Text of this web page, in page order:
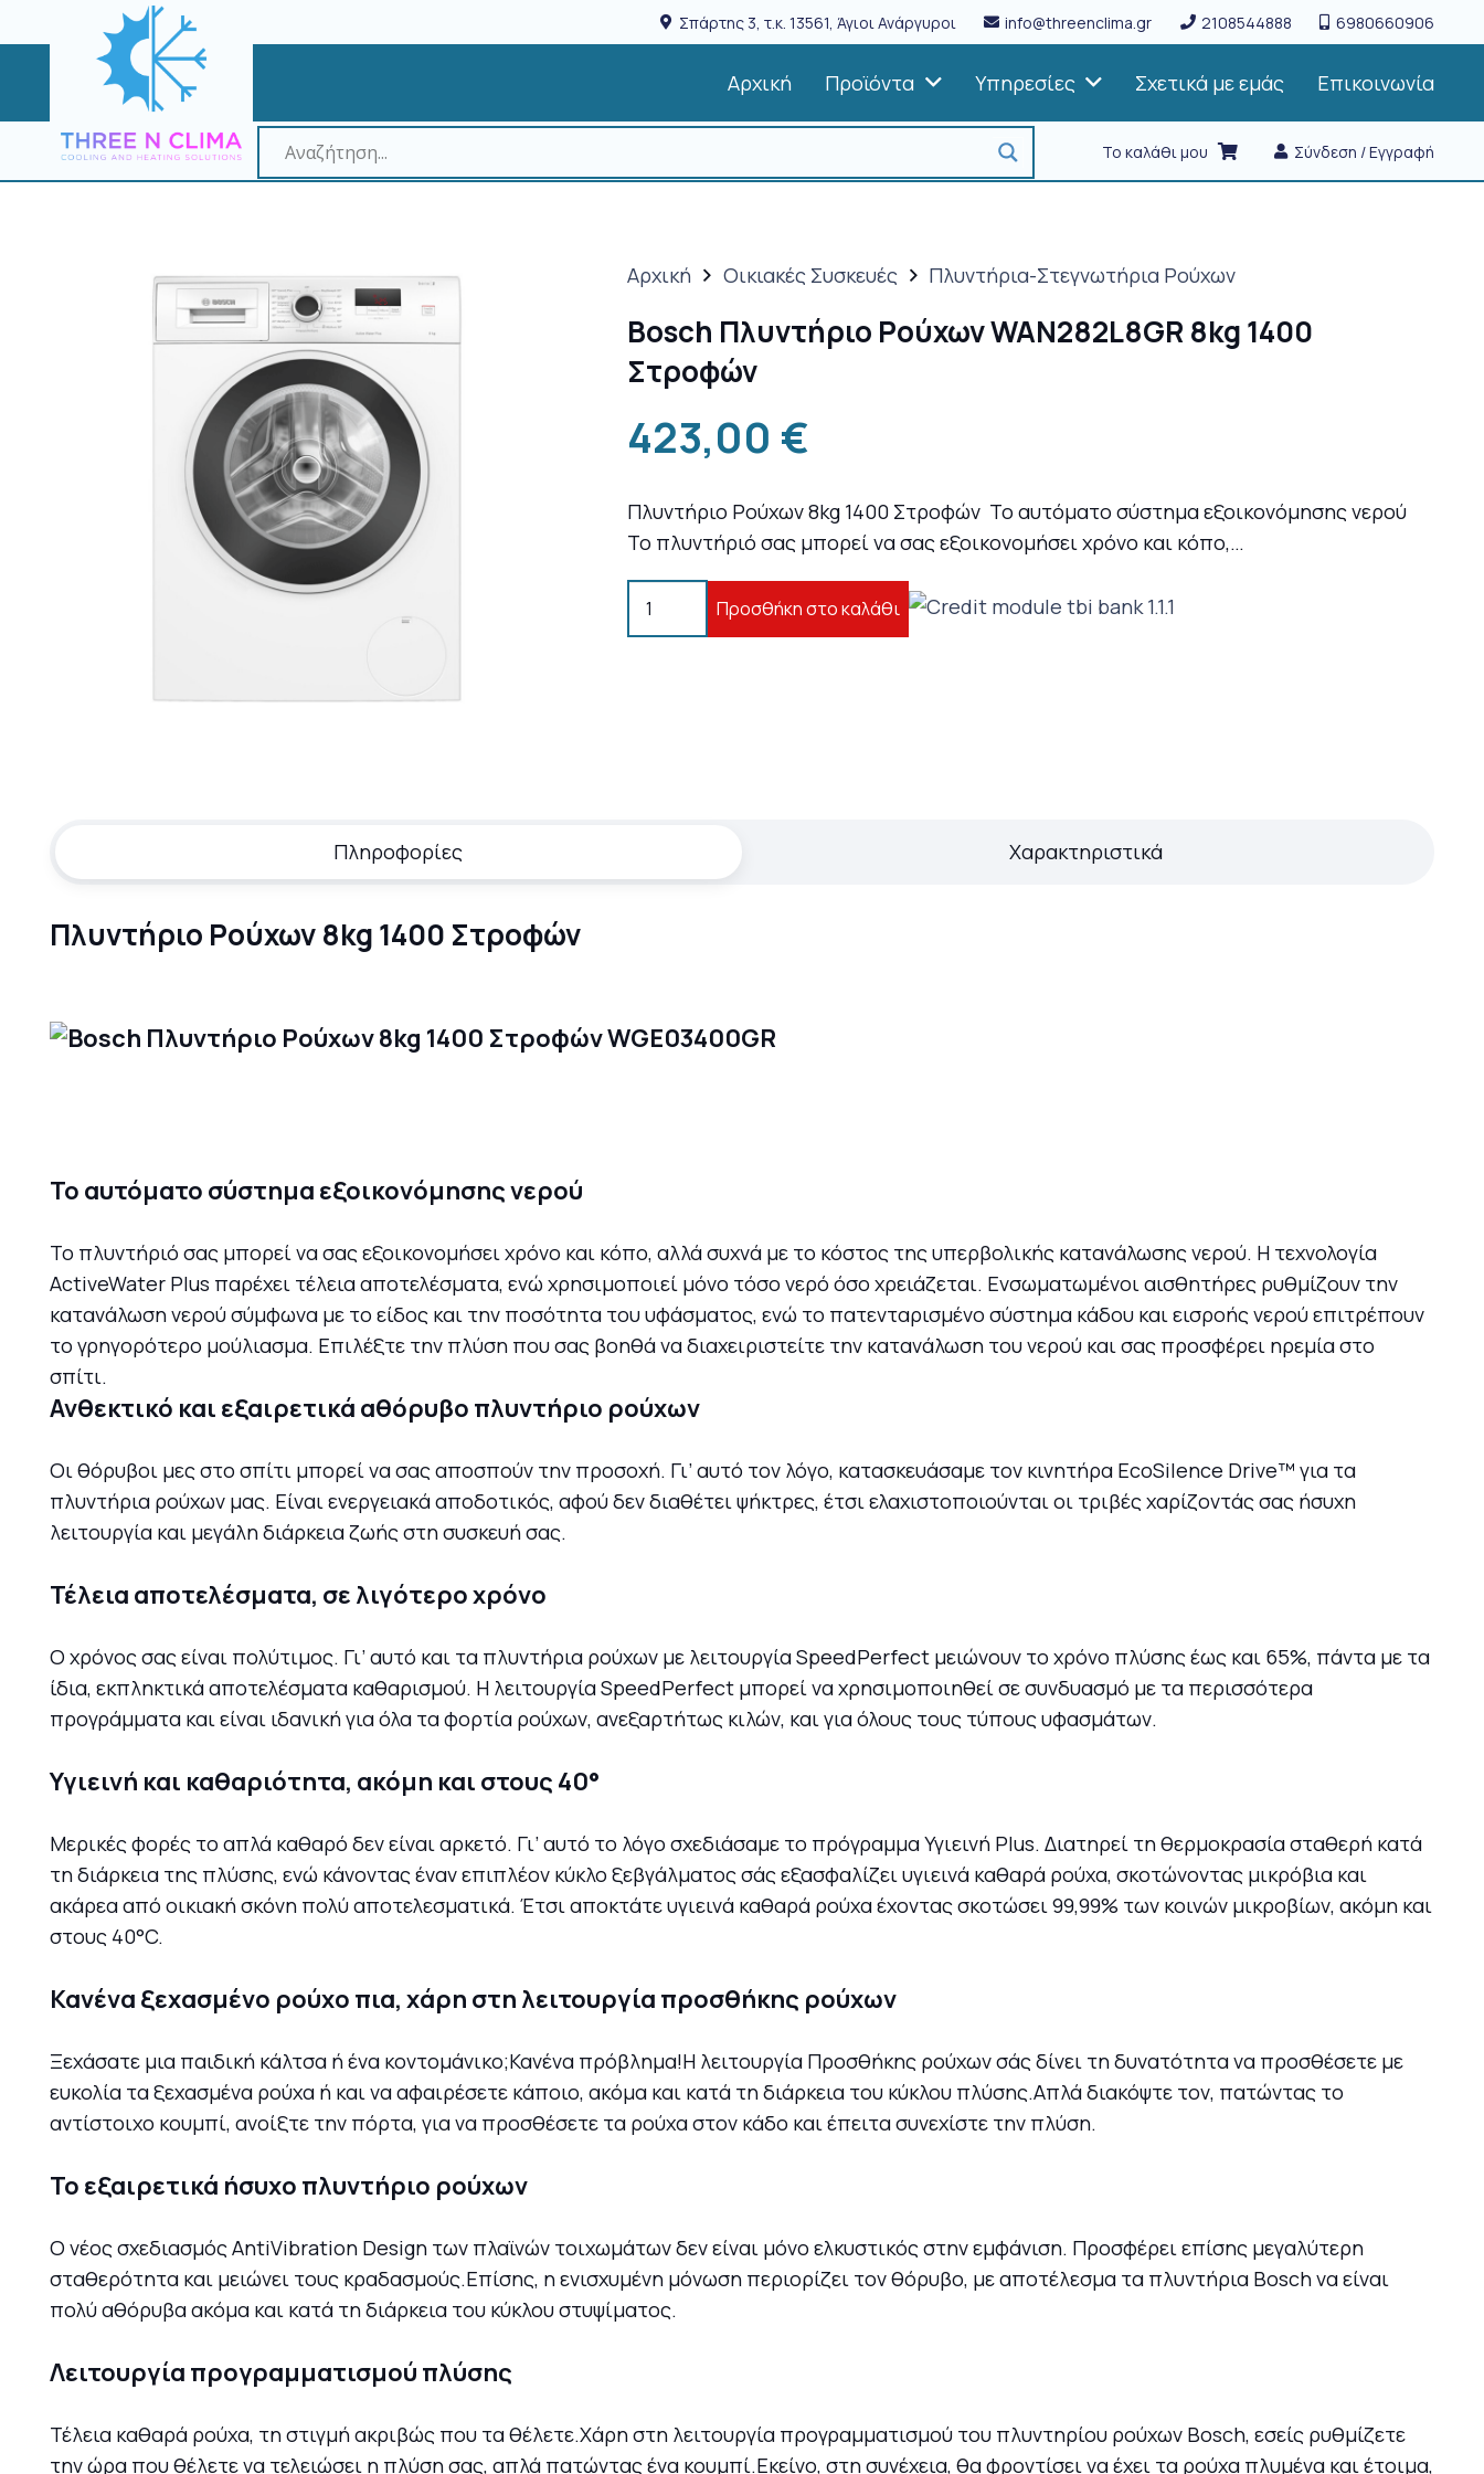
Σπάρτης 3, τ.κ. 13561, Άγιοι Ανάργυροι info@threenclima.gr 2108544888 6980660906
Αρχική Προϊόντα Υπηρεσίες Σχετικά με εμάς Επικοινωνία
Το καλάθι μου Σύνδεση / Εγγραφή
Αρχική Οικιακές Συσκευές Πλυντήρια-Στεγνωτήρια Ρούχων
Bosch Πλυντήριο Ρούχων WAN282L8GR 8kg 1400
Στροφών
423,00 €
Πλυντήριο Ρούχων 8kg 1400 Στροφών Το αυτόματο σύστημα εξοικονόμησης νερού
Το πλυντήριό σας μπορεί να σας εξοικονομήσει χρόνο και κόπο,…
Προσθήκη στο καλάθι
Πληροφορίες Χαρακτηριστικά
Πλυντήριο Ρούχων 8kg 1400 Στροφών
Το αυτόματο σύστημα εξοικονόμησης νερού
Το πλυντήριό σας μπορεί να σας εξοικονομήσει χρόνο και κόπο, αλλά συχνά με το κόστος της υπερβολικής κατανάλωσης νερού. Η τεχνολογία
ActiveWater Plus παρέχει τέλεια αποτελέσματα, ενώ χρησιμοποιεί μόνο τόσο νερό όσο χρειάζεται. Ενσωματωμένοι αισθητήρες ρυθμίζουν την
κατανάλωση νερού σύμφωνα με το είδος και την ποσότητα του υφάσματος, ενώ το πατενταρισμένο σύστημα κάδου και εισροής νερού επιτρέπουν
το γρηγορότερο μούλιασμα. Επιλέξτε την πλύση που σας βοηθά να διαχειριστείτε την κατανάλωση του νερού και σας προσφέρει ηρεμία στο
σπίτι.
Ανθεκτικό και εξαιρετικά αθόρυβο πλυντήριο ρούχων
Οι θόρυβοι μες στο σπίτι μπορεί να σας αποσπούν την προσοχή. Γι’ αυτό τον λόγο, κατασκευάσαμε τον κινητήρα EcoSilence Drive™ για τα
πλυντήρια ρούχων μας. Είναι ενεργειακά αποδοτικός, αφού δεν διαθέτει ψήκτρες, έτσι ελαχιστοποιούνται οι τριβές χαρίζοντάς σας ήσυχη
λειτουργία και μεγάλη διάρκεια ζωής στη συσκευή σας.
Τέλεια αποτελέσματα, σε λιγότερο χρόνο
Ο χρόνος σας είναι πολύτιμος. Γι’ αυτό και τα πλυντήρια ρούχων με λειτουργία SpeedPerfect μειώνουν το χρόνο πλύσης έως και 65%, πάντα με τα
ίδια, εκπληκτικά αποτελέσματα καθαρισμού. Η λειτουργία SpeedPerfect μπορεί να χρησιμοποιηθεί σε συνδυασμό με τα περισσότερα
προγράμματα και είναι ιδανική για όλα τα φορτία ρούχων, ανεξαρτήτως κιλών, και για όλους τους τύπους υφασμάτων.
Υγιεινή και καθαριότητα, ακόμη και στους 40°
Μερικές φορές το απλά καθαρό δεν είναι αρκετό. Γι’ αυτό το λόγο σχεδιάσαμε το πρόγραμμα Υγιεινή Plus. Διατηρεί τη θερμοκρασία σταθερή κατά
τη διάρκεια της πλύσης, ενώ κάνοντας έναν επιπλέον κύκλο ξεβγάλματος σάς εξασφαλίζει υγιεινά καθαρά ρούχα, σκοτώνοντας μικρόβια και
ακάρεα από οικιακή σκόνη πολύ αποτελεσματικά. Έτσι αποκτάτε υγιεινά καθαρά ρούχα έχοντας σκοτώσει 99,99% των κοινών μικροβίων, ακόμη και
στους 40°C.
Κανένα ξεχασμένο ρούχο πια, χάρη στη λειτουργία προσθήκης ρούχων
Ξεχάσατε μια παιδική κάλτσα ή ένα κοντομάνικο;Κανένα πρόβλημα!Η λειτουργία Προσθήκης ρούχων σάς δίνει τη δυνατότητα να προσθέσετε με
ευκολία τα ξεχασμένα ρούχα ή και να αφαιρέσετε κάποιο, ακόμα και κατά τη διάρκεια του κύκλου πλύσης.Απλά διακόψτε τον, πατώντας το
αντίστοιχο κουμπί, ανοίξτε την πόρτα, για να προσθέσετε τα ρούχα στον κάδο και έπειτα συνεχίστε την πλύση.
Το εξαιρετικά ήσυχο πλυντήριο ρούχων
Ο νέος σχεδιασμός AntiVibration Design των πλαϊνών τοιχωμάτων δεν είναι μόνο ελκυστικός στην εμφάνιση. Προσφέρει επίσης μεγαλύτερη
σταθερότητα και μειώνει τους κραδασμούς.Επίσης, η ενισχυμένη μόνωση περιορίζει τον θόρυβο, με αποτέλεσμα τα πλυντήρια Bosch να είναι
πολύ αθόρυβα ακόμα και κατά τη διάρκεια του κύκλου στυψίματος.
Λειτουργία προγραμματισμού πλύσης
Τέλεια καθαρά ρούχα, τη στιγμή ακριβώς που τα θέλετε.Χάρη στη λειτουργία προγραμματισμού του πλυντηρίου ρούχων Bosch, εσείς ρυθμίζετε
την ώρα που θέλετε να τελειώσει η πλύση σας, απλά πατώντας ένα κουμπί.Εκείνο, στη συνέχεια, θα φροντίσει να έχει τα ρούχα πλυμένα και έτοιμα,